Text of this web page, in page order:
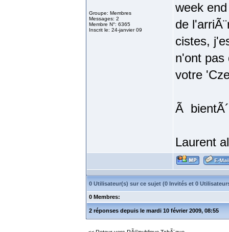
Groupe: Membres
Messages: 2
Membre N°: 6365
Inscrit le: 24-janvier 09
week
de
cistes,
n'ont pas
votre
Ã
Laurent
0 Utilisateur(s) sur ce sujet (0 Invités et 0
0 Membres:
2 réponses depuis le mardi 10 février 2009, 08:55